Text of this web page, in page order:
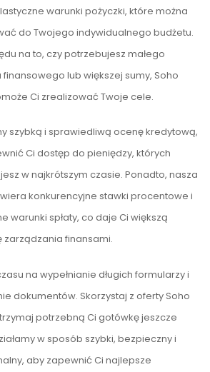
warunki pożyczki, które można
do Twojego indywidualnego budżetu.
na to, czy potrzebujesz małego
lub większej sumy, Soho
Ci zrealizować Twoje cele.
szybką i sprawiedliwą ocenę kredytową,
Ci dostęp do pieniędzy, których
w najkrótszym czasie. Ponadto, nasza
konkurencyjne stawki procentowe i
warunki spłaty, co daje Ci większą
zarządzania finansami.
na wypełnianie długich formularzy i
dokumentów. Skorzystaj z oferty Soho
potrzebną Ci gotówkę jeszcze
w sposób szybki, bezpieczny i
aby zapewnić Ci najlepsze